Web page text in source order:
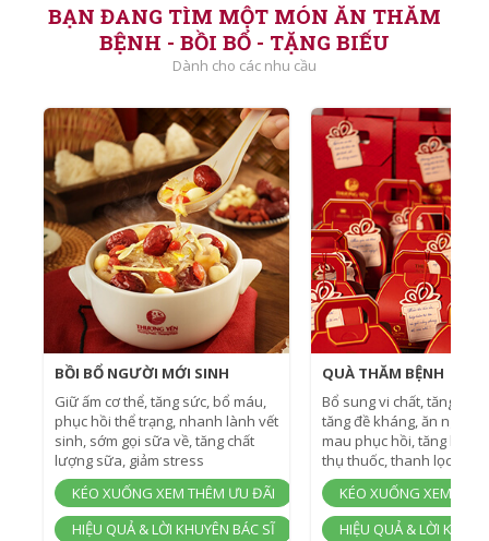
BẠN ĐANG TÌM MỘT MÓN ĂN THĂM
BỆNH - BỒI BỔ - TẶNG BIẾU
Dành cho các nhu cầu
BỒI BỔ NGƯỜI MỚI SINH
Giữ ấm cơ thể, tăng sức, bổ máu,
phục hồi thể trạng, nhanh lành vết
sinh, sớm gọi sữa về, tăng chất
lượng sữa, giảm stress
KÉO XUỐNG XEM THÊM ƯU ĐÃI
HIỆU QUẢ & LỜI KHUYÊN BÁC SĨ
QUÀ THĂM BỆNH
Bổ sung vi chất, tăng sức
tăng đề kháng, ăn ngon,
mau phục hồi, tăng hiệu
thụ thuốc, thanh lọc.
KÉO XUỐNG XEM
HIỆU QUẢ & LỜI